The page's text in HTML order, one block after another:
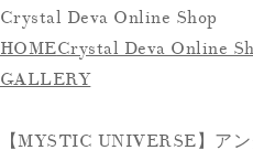
Crystal Deva Online Shop
HOMECrystal Deva Online
GALLERY
【MYSTIC UNIVERSE】ア